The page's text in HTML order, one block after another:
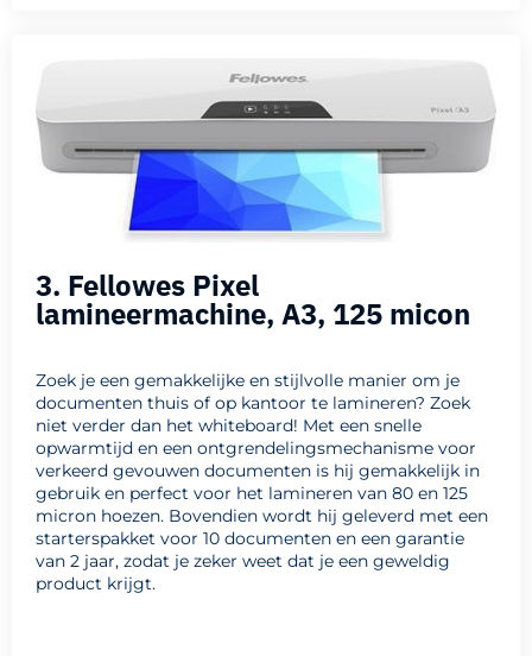
3. Fellowes Pixel
lamineermachine, A3, 125 micon
Zoek je een gemakkelijke en stijlvolle manier om je
documenten thuis of op kantoor te lamineren? Zoek
niet verder dan het whiteboard! Met een snelle
opwarmtijd en een ontgrendelingsmechanisme voor
verkeerd gevouwen documenten is hij gemakkelijk in
gebruik en perfect voor het lamineren van 80 en 125
micron hoezen. Bovendien wordt hij geleverd met een
starterspakket voor 10 documenten en een garantie
van 2 jaar, zodat je zeker weet dat je een geweldig
product krijgt.